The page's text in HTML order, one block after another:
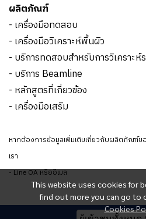
This website uses cookies for
find out more you can go to
Cookies
ผลิตภัณฑ์
- เครื่องมือทดสอบ
- เครื่องมือวิเคราะห์พื้นผิว
- บริการทดสอบสำหรับการวิเคราะห์
- บริการ Beamline
- หลักสูตรที่เกี่ยวข้อง
- เครื่องมือเสริม
หากต้องการข้อมูลเพิ่มเติมเกี่ยวกับผลิตภัณฑ์ขอ
เรา
- Line OA หรืออีเมล